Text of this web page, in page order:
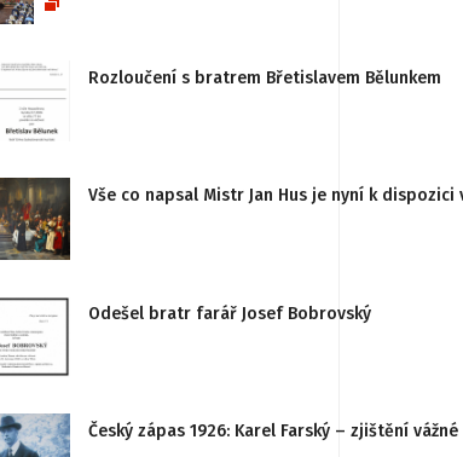
Rozloučení s bratrem Břetislavem Bělunkem
Vše co napsal Mistr Jan Hus je nyní k
Odešel bratr farář Josef Bobrovský
Český zápas 1926: Karel Farský – zjištění